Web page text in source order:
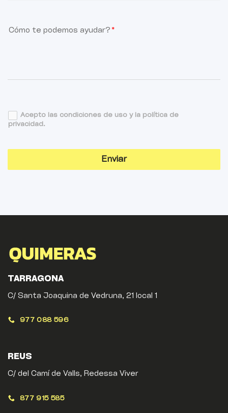
Cómo te podemos ayudar?
Acepto las condiciones de uso y la política de
privacidad.
Enviar
TARRAGONA
C/ Santa Joaquina de Vedruna, 21 local 1
977 088 596
REUS
C/ del Camí de Valls, Redessa Viver
877 915 585